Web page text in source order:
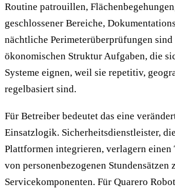
Routine patrouillen,
geschlossener Bereiche,
nächtliche Perimeterüberprüfungen
ökonomischen Struktur Aufgaben, die
Systeme eignen, weil sie repetitiv,
regelbasiert sind.
Für Betreiber bedeutet das eine
Einsatzlogik. Sicherheitsdienstleister,
Plattformen integrieren, verlagern einen
von personenbezogenen Stundensätzen
Servicekomponenten. Für Quarero